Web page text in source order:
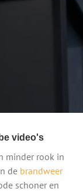
video's
minder rook in
de brandweer
schoner en